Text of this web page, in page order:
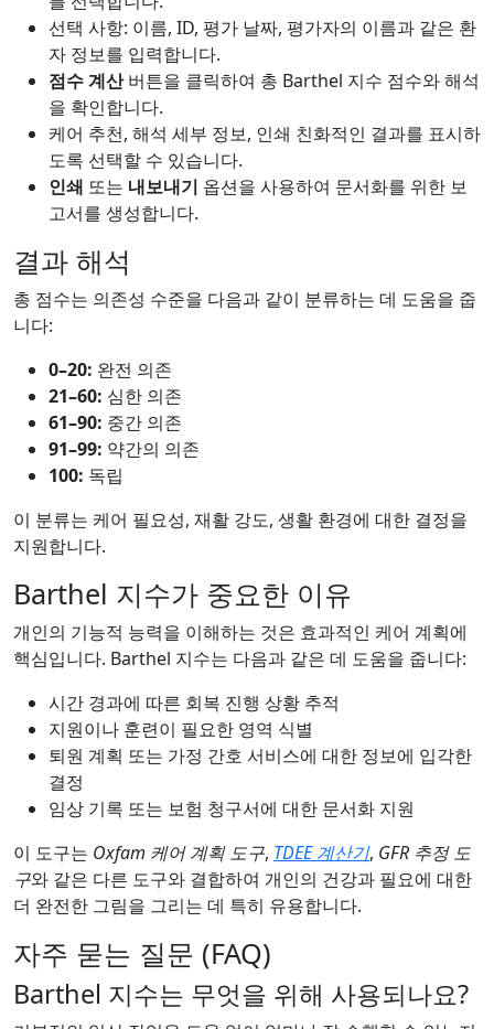
선택 사항: 이름, ID, 평가 날짜, 평가자의 이름과 같은 환
자 정보를 입력합니다.
점수 계산버튼을 클릭하여 총 Barthel 지수 점수와 해석
을 확인합니다.
케어 추천, 해석 세부 정보, 인쇄 친화적인 결과를 표시하
도록 선택할 수 있습니다.
인쇄 또는 내보내기 옵션을 사용하여 문서화를 위한 보
고서를 생성합니다.
결과 해석
총 점수는 의존성 수준을 다음과 같이 분류하는 데 도움을 줍
니다:
0–20: 완전 의존
21–60: 심한 의존
61–90: 중간 의존
91–99: 약간의 의존
100: 독립
이 분류는 케어 필요성, 재활 강도, 생활 환경에 대한 결정을
지원합니다.
Barthel 지수가 중요한 이유
개인의 기능적 능력을 이해하는 것은 효과적인 케어 계획에
핵심입니다. Barthel 지수는 다음과 같은 데 도움을 줍니다:
시간 경과에 따른 회복 진행 상황 추적
지원이나 훈련이 필요한 영역 식별
퇴원 계획 또는 가정 간호 서비스에 대한 정보에 입각한
결정
임상 기록 또는 보험 청구서에 대한 문서화 지원
이 도구는 Oxfam 케어 계획 도구, TDEE 계산기, GFR 추정 도
구와 같은 다른 도구와 결합하여 개인의 건강과 필요에 대한
더 완전한 그림을 그리는 데 특히 유용합니다.
자주 묻는 질문 (FAQ)
Barthel 지수는 무엇을 위해 사용되나요?